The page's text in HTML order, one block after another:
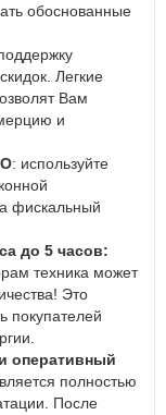
обоснованные
Легкие
Вам
и
: используйте
фискальный
до 5 часов:
техника может
Это
покупателей
оперативный
полностью
После